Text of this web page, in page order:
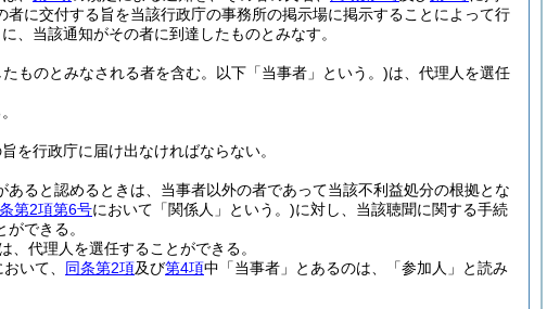
に交付する旨を当該行政庁の事務所の掲示場に掲示することによって行
、当該通知がその者に到達したものとみなす。
ものとみなされる者を含む。以下「当事者」という。)は、代理人を選任
を行政庁に届け出なければならない。
あると認めるときは、当事者以外の者であって当該不利益処分の根拠とな
第2項第6号において「関係人」という。)に対し、当該聴聞に関する手続
できる。
は、代理人を選任することができる。
いて、 同条第2項及び第4項中「当事者」とあるのは、「参加人」と読み